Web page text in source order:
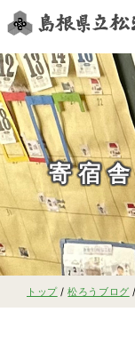
このページの本文へ
寄宿
現
在
トップ/松ろうブログ